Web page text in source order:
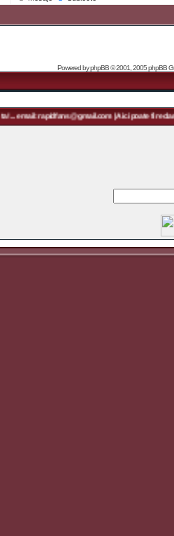
Powered byphpBB© 2001, 2005 phpBB
rapidfans@gmail.com | Aici poate fi